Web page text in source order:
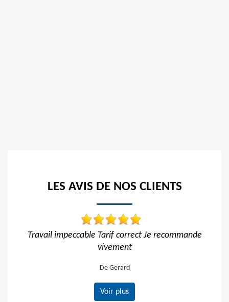
LES AVIS DE NOS CLIENTS
Je recommande Réactif et efficace, je recommande
Voir plus